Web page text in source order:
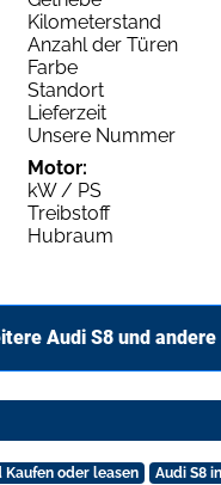
Kilometerstand
Anzahl der Türen
Farbe
Standort
Lieferzeit
Unsere Nummer
Motor:
kW / PS
Treibstoff
Hubraum
Audi S8 und
Kaufen oder leasen Audi S8